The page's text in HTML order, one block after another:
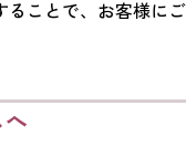
ことで、お客様に